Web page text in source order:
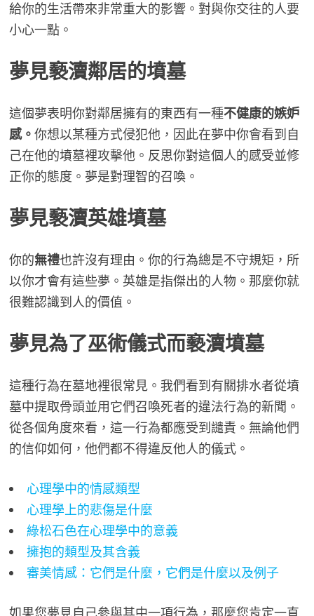
給你的生活帶來非常重大的影響。對與你交往的人要
小心一點。
夢見褻瀆鄰居的墳墓
這個夢表明你對鄰居擁有的東西有一種不健康的嫉妒
感。 你想以某種方式侵犯他，因此在夢中你會看到自
己在他的墳墓裡攻擊他。反思你對這個人的感受並修
正你的態度。夢是對理智的召喚。
夢見褻瀆英雄墳墓
你的無禮也許沒有理由。你的行為總是不守規矩，所
以你才會有這些夢。英雄是指傑出的人物。那麼你就
很難認識到人的價值。
夢見為了巫術儀式而褻瀆墳墓
這種行為在墓地裡很常見。我們看到有關排水者從墳
墓中提取骨頭並用它們召喚死者的違法行為的新聞。
從各個角度來看，這一行為都應受到譴責。無論他們
的信仰如何，他們都不得違反他人的儀式。
心理學中的情感類型
心理學上的悲傷是什麼
綠松石色在心理學中的意義
擁抱的類型及其含義
審美情感：它們是什麼，它們是什麼以及例子